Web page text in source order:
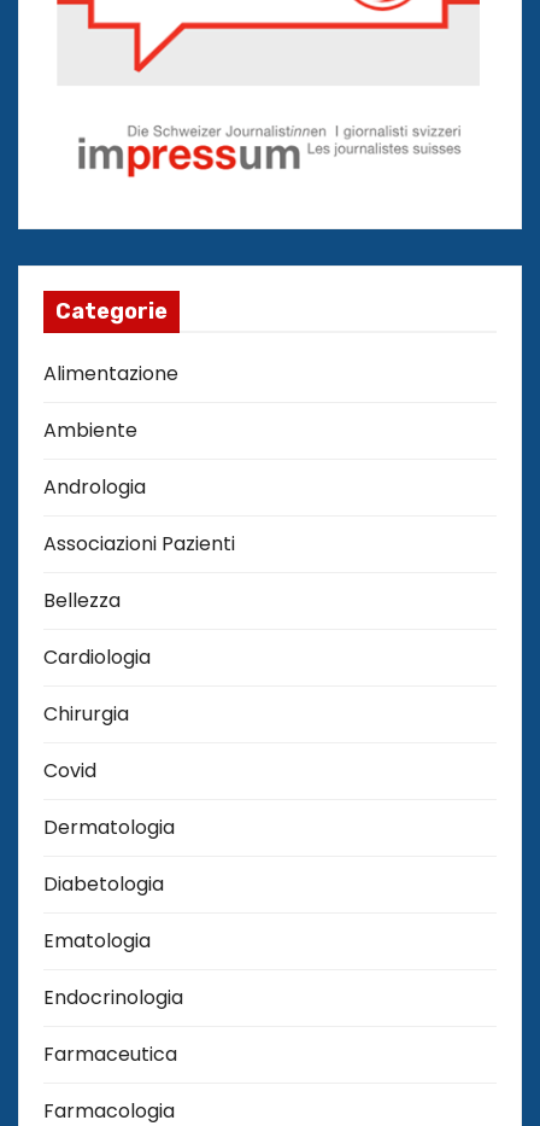
Categorie
Alimentazione
Ambiente
Andrologia
Associazioni Pazienti
Bellezza
Cardiologia
Chirurgia
Covid
Dermatologia
Diabetologia
Ematologia
Endocrinologia
Farmaceutica
Farmacologia